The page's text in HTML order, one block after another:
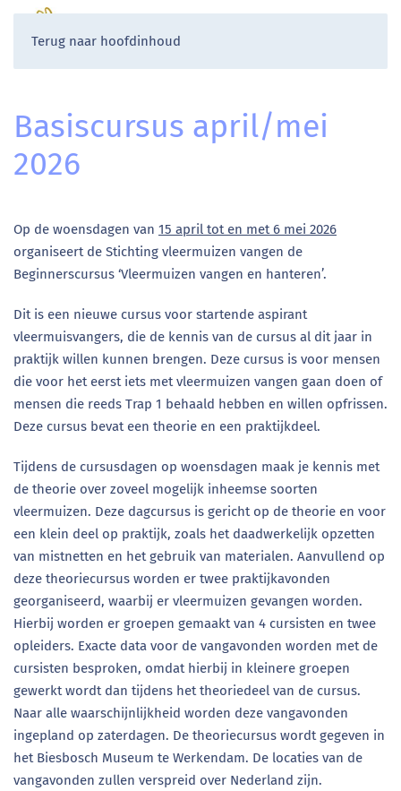
Terug naar hoofdinhoud
Basiscursus april/mei
2026
Op de woensdagen van 15 april tot en met 6 mei 2026
organiseert de Stichting vleermuizen vangen de
Beginnerscursus ‘Vleermuizen vangen en hanteren’.
Dit is een nieuwe cursus voor startende aspirant
vleermuisvangers, die de kennis van de cursus al dit jaar in
praktijk willen kunnen brengen. Deze cursus is voor mensen
die voor het eerst iets met vleermuizen vangen gaan doen of
mensen die reeds Trap 1 behaald hebben en willen opfrissen.
Deze cursus bevat een theorie en een praktijkdeel.
Tijdens de cursusdagen op woensdagen maak je kennis met
de theorie over zoveel mogelijk inheemse soorten
vleermuizen. Deze dagcursus is gericht op de theorie en voor
een klein deel op praktijk, zoals het daadwerkelijk opzetten
van mistnetten en het gebruik van materialen. Aanvullend op
deze theoriecursus worden er twee praktijkavonden
georganiseerd, waarbij er vleermuizen gevangen worden.
Hierbij worden er groepen gemaakt van 4 cursisten en twee
opleiders. Exacte data voor de vangavonden worden met de
cursisten besproken, omdat hierbij in kleinere groepen
gewerkt wordt dan tijdens het theoriedeel van de cursus.
Naar alle waarschijnlijkheid worden deze vangavonden
ingepland op zaterdagen. De theoriecursus wordt gegeven in
het Biesbosch Museum te Werkendam. De locaties van de
vangavonden zullen verspreid over Nederland zijn.